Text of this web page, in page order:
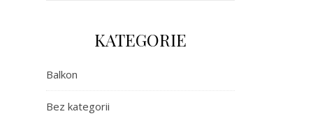
KATEGORIE
Balkon
Bez kategorii